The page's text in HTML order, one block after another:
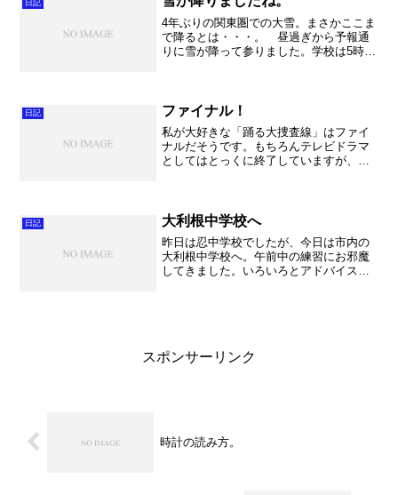
日記
4年ぶりの関東圏での大雪。まさかここま
で降るとは・・・。 昼過ぎから予報通
りに雪が降って参りました。学校は5時間
め早めの判断が大切で...
日記 ファイナル！
私が大好きな「踊る大捜査線」はファイ
ナルだそうです。もちろんテレビドラマ
としてはとっくに終了していますが、映
悪かったようですが、ま～...
日記 大利根中学校へ
昨日は忍中学校でしたが、今日は市内の
大利根中学校へ。午前中の練習にお邪魔
してきました。いろいろとアドバイスを
スポンサーリンク
時計の読み方。